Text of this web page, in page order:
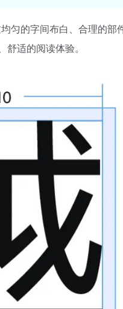
匀的字间布白、合理的部
适的阅读体验。